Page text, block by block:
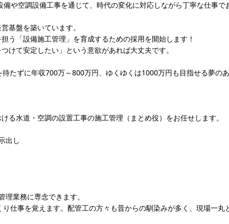
や空調設備工事を通じて、時代の変化に対応しながら丁寧な仕事で
基盤を築いています。
う「設備施工管理」を育成するための採用を開始します！
けて安定したい」という意欲があれば大丈夫です。
たずに年収700万～800万円、ゆくゆくは1000万円も目指せる夢の
る水道・空調の設置工事の施工管理（まとめ役）をお任せします。
出し
業務に専念できます。
仕事を覚えます。配管工の方々も昔からの馴染みが多く、現場一丸